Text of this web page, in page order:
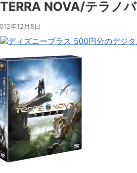
TERRA NOVA/テラノ
年12月8日